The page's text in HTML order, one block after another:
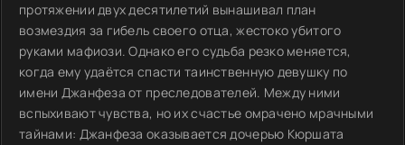
протяжении двух десятилетий вынашивал план
возмездия за гибель своего отца, жестоко убитого
руками мафиози. Однако его судьба резко меняется,
когда ему удаётся спасти таинственную девушку по
имени Джанфеза от преследователей. Между ними
вспыхивают чувства, но их счастье омрачено мрачными
тайнами: Джанфеза оказывается дочерью Кюршата